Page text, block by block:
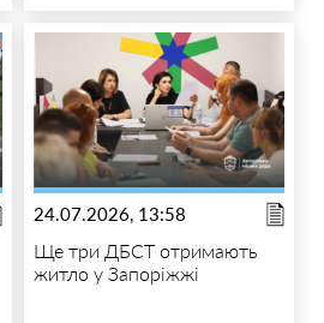
24.07.2026, 13:58
Ще три ДБСТ отримають
житло у Запоріжжі